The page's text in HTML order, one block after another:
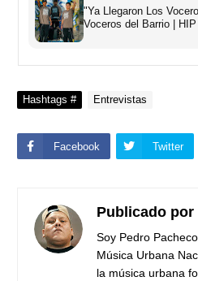
"Ya Llegaron Los
Voceros del Barrio |
Hashtags # Entrevistas
Facebook Twitter
Publicado por
Soy Pedro
Música Urbana
la música urbana